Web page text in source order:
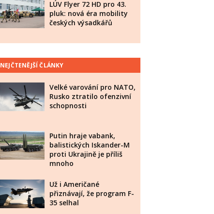
LÚV Flyer 72 HD pro 43.
pluk: nová éra mobility
českých výsadkářů
NEJČTENĚJŠÍ ČLÁNKY
Velké varování pro NATO,
Rusko ztratilo ofenzivní
schopnosti
Putin hraje vabank,
balistických Iskander-M
proti Ukrajině je příliš
mnoho
Už i Američané
přiznávají, že program F-
35 selhal